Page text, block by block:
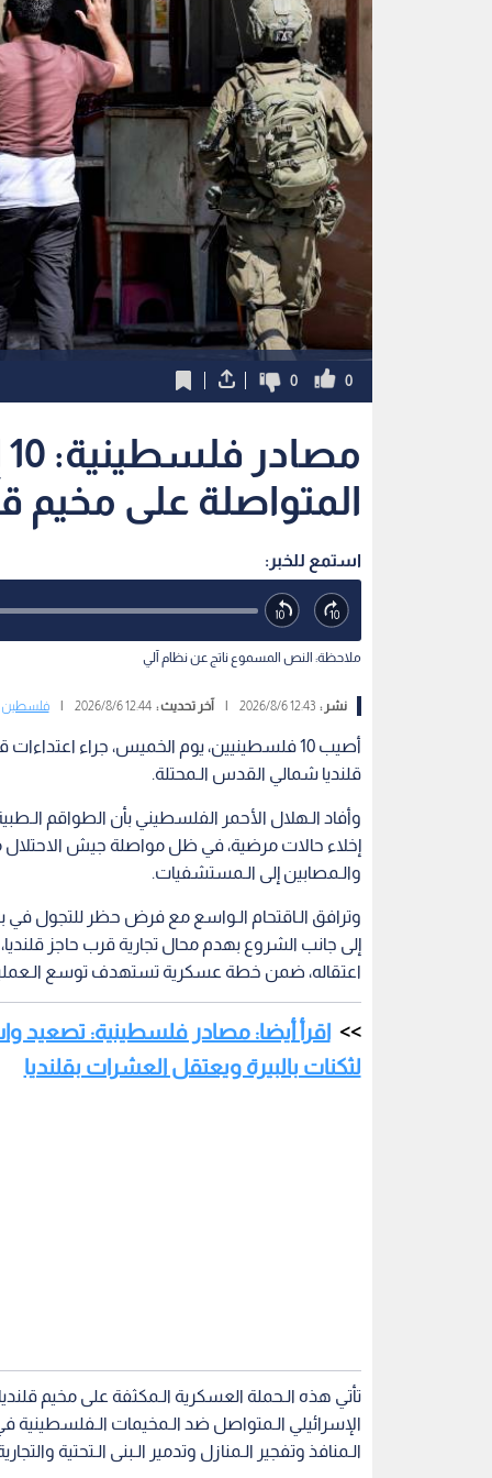
0
0
المتواصلة على مخيم
استمع للخبر:
ملاحظة: النص المسموع ناتج عن نظام آلي
نشر :12:43 2026/8/6 آخر تحديث :12:44 2026/8/6 فلسطين
أصيب 10 فلسطينيين، يوم الخميس، جراء
قلنديا شمالي القدس الـمحتلة.
إخلاء حالات مرضية، في ظل مواصلة جيش
والـمصابين إلى الـمستشفيات.
وترافق الـاقتحام الـواسع مع فرض حظر للتجول في
إلى جانب الشروع بهدم محال تجارية قرب حاجز
اعتقاله، ضمن خطة عسكرية تستهدف توسع
اقرأ أيضا: مصادر فلسطينية: تصعيد
لثكنات بالبيرة ويعتقل العشرات بقلنديا
تأتي هذه الـحملة العسكرية الـمكثفة على مخيم
الإسرائيلي الـمتواصل ضد الـمخيمات الـفلسطينية
الـمنافذ وتفجير الـمنازل وتدمير الـبنى الـتحتية